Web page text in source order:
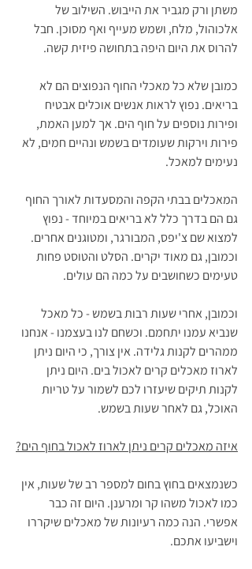
משתן ורק מגביר את הייבוש. השילוב של
אלכוהול, מלח, ושמש מעייף ואף מסוכן. חבל
להרוס את היום היפה בתחושה פיזית קשה.
כמובן שלא כל מאכלי החוף הנפוצים הם לא
בריאים. נפוץ לראות אנשים אוכלים אבטיח
ופירות נוספים על חוף הים. אך למען האמת,
פירות וירקות שעומדים בשמש ונהיים חמים, לא
נעימים למאכל.
המאכלים בבתי הקפה והמסעדות לאורך החוף
גם הם בדרך כלל לא בריאים במיוחד - נפוץ
למצוא שם צ'יפס, המבורגר, ומטוגנים אחרים.
וכמובן, גם מאוד יקרים. הסלט והטוסט פחות
טעימים כשחושבים על כמה הם עולים.
וכמובן, אחרי שעות רבות בשמש - כל מאכל
שנביא עמנו יתחמם. וכשחם לנו בעצמנו - אנחנו
ממהרים לקנות גלידה. אין צורך, כי היום ניתן
לארוז מאכלים קרים לאכול בים. היום ניתן
לקנות תיקים שיעזרו לכם לשמור על טריות
האוכל, גם לאחר שעות בשמש.
איזה מאכלים קרים ניתן לארוז לאכול בחוף הים?
כשנמצאים בחוץ בחום למספר רב של שעות, אין
כמו לאכול משהו קר ומרענן. היום זה כבר
אפשרי. הנה כמה רעיונות של מאכלים שיקררו
וישביעו אתכם.